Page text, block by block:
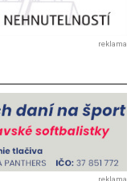
reklama
reklama